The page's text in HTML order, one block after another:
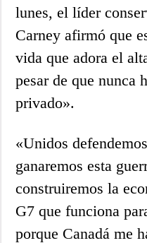
lunes, el líder
Carney afirmó que
vida que adora el
pesar de que nunca
privado».
«Unidos
ganaremos esta
construiremos la
G7 que funciona
porque Canadá me